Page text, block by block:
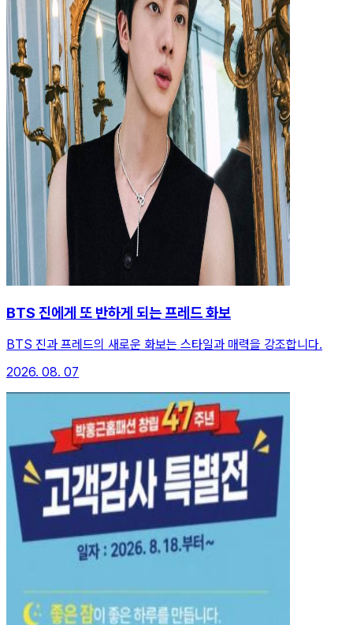
BTS 진에게 또 반하게 되는 프레드 화보
BTS 진과 프레드의 새로운 화보는 스타일과 매력을 강조합니다.
2026. 08. 07